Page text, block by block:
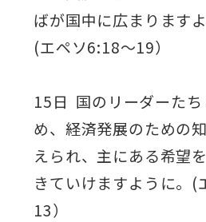
ばが国中に広まりますよ
(エペソ6:18～19）
15日 国のリーダーた
め、経済発展のための
えられ、主にある希望
きていけますように。(
13）